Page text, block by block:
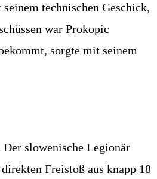
technischen Geschick,
war Prokopic
sorgte mit seinem
slowenische Legionär
Freistoß aus knapp 18